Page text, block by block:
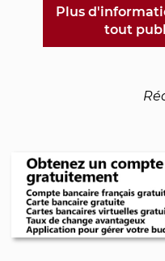
Plus
tout